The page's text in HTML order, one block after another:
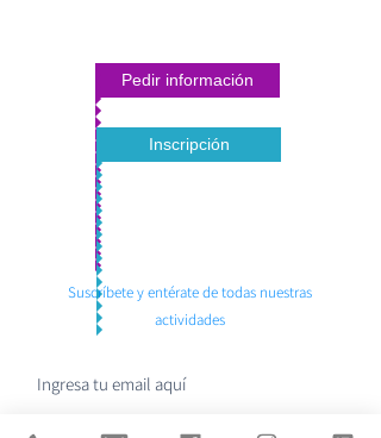
Pedir información
Inscripción
Suscríbete y entérate de todas nuestras
actividades